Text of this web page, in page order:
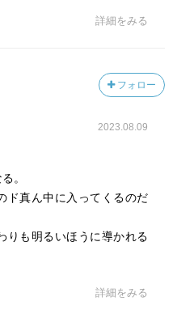
詳細をみる
フォロー
2023.08.09
。
ド真ん中に入ってくるのだ
りも明るいほうに導かれる
詳細をみる